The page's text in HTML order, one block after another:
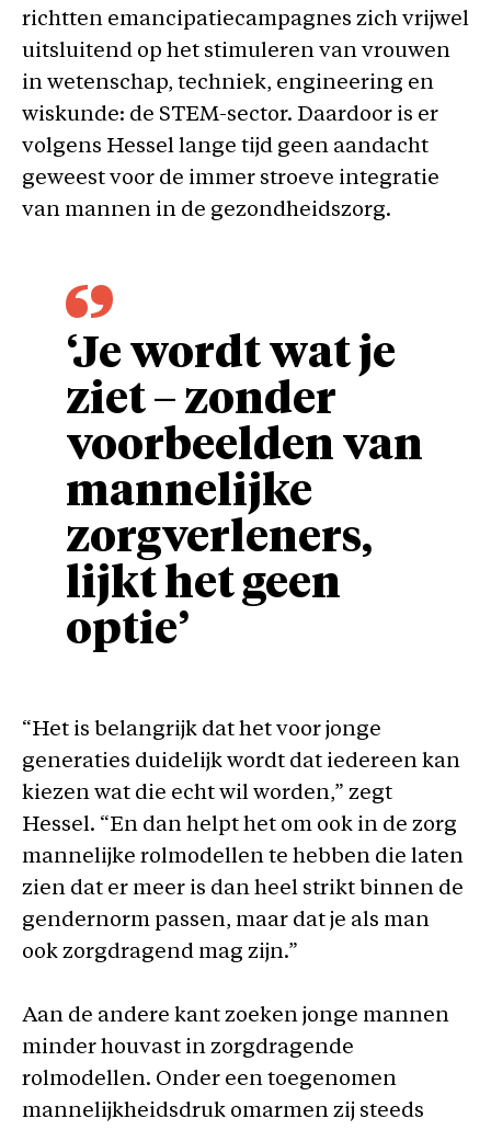
richtten emancipatiecampagnes zich vrijwel
uitsluitend op het stimuleren van vrouwen
in wetenschap, techniek, engineering en
wiskunde: de STEM-sector. Daardoor is er
volgens Hessel lange tijd geen aandacht
geweest voor de immer stroeve integratie
van mannen in de gezondheidszorg.
‘Je wordt wat je
ziet – zonder
voorbeelden van
mannelijke
zorgverleners,
lijkt het geen
optie’
“Het is belangrijk dat het voor jonge
generaties duidelijk wordt dat iedereen kan
kiezen wat die echt wil worden,” zegt
Hessel. “En dan helpt het om ook in de zorg
mannelijke rolmodellen te hebben die laten
zien dat er meer is dan heel strikt binnen de
gendernorm passen, maar dat je als man
ook zorgdragend mag zijn.”
Aan de andere kant zoeken jonge mannen
minder houvast in zorgdragende
rolmodellen. Onder een toegenomen
mannelijkheidsdruk omarmen zij steeds